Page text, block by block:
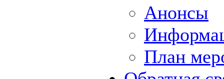
Анонсы
План